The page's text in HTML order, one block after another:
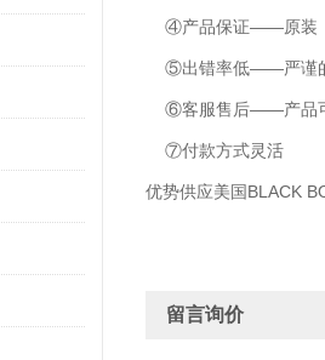
④产品保证——原装
⑤出错率低——严谨的
⑥客服售后——产品可
⑦付款方式灵活
优势供应美国BLACK
留言询价